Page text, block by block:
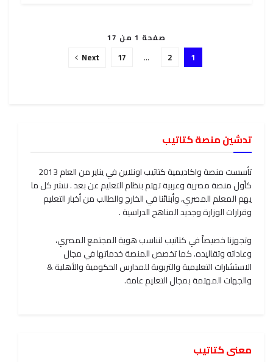
صفحة 1 من 17
1
2
…
17
Next
تدشين منصة كتاتيب
تأسست منصة واكاديمية كتاتيب اونلاين في يناير من العام 2013
كأول منصة مصرية وعربية تهتم بنظام التعليم عن بعد . ننشر كل ما
يهم المعلم المصري، وأبنائنا في الخارج والطالب من أخبار التعليم
وقرارات الوزارة وجديد المناهج الدراسية .
وتجهزنا خصيصاً في كتاتيب لنناسب هوية المجتمع المصري،
وعاداته وتقاليده. كما تخصص المنصة خدماتها في مجال
الاستشارات التعليمية والتربوية للمدارس الحكومية والأهلية &
والجهات المهتمة بمجال التعليم عامة.
معنى كتاتيب